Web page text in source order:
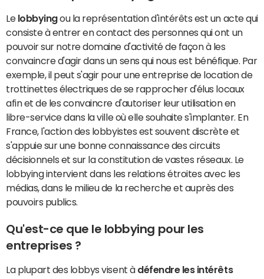
Le lobbyingou la représentation d'intérêts est un acte qui
consiste à entrer en contact des personnes qui ont un
pouvoir sur notre domaine d'activité de façon à les
convaincre d'agir dans un sens qui nous est bénéfique. Par
exemple, il peut s'agir pour une entreprise de location de
trottinettes électriques de se rapprocher d'élus locaux
afin et de les convaincre d'autoriser leur utilisation en
libre-service dans la ville où elle souhaite s'implanter. En
France, l'action des lobbyistes est souvent discrète et
s'appuie sur une bonne connaissance des circuits
décisionnels et sur la constitution de vastes réseaux. Le
lobbying intervient dans les relations étroites avec les
médias, dans le milieu de la recherche et auprès des
pouvoirs publics.
Qu'est-ce que le lobbying pour les
entreprises ?
La plupart des lobbys visent à défendre les intérêts